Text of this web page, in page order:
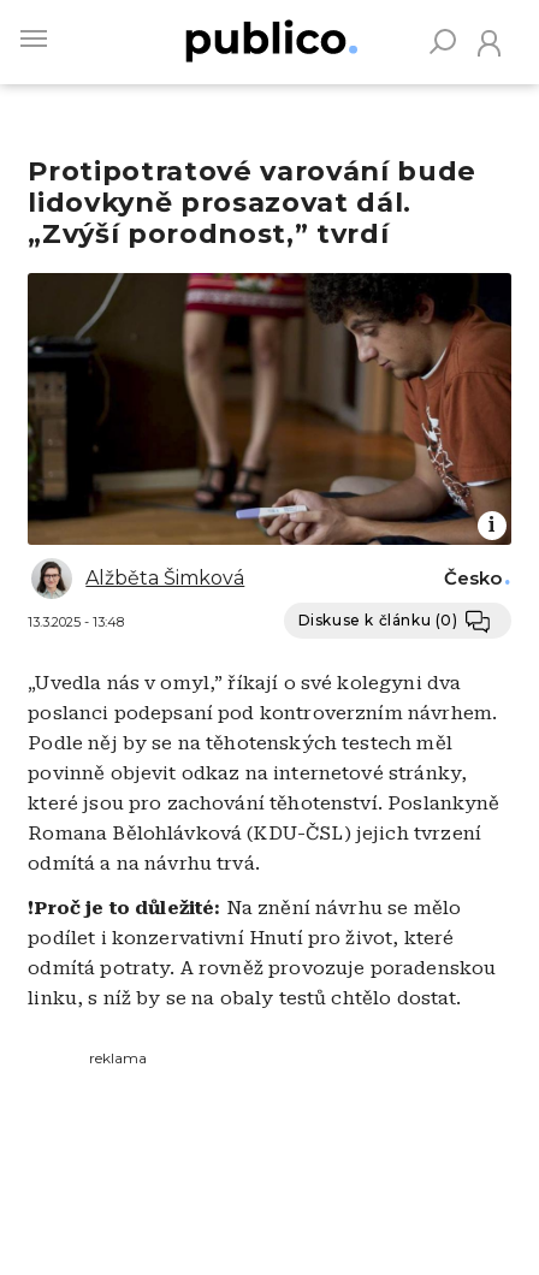
main
Protipotratové varování bude
lidovkyně prosazovat dál.
„Zvýší porodnost,” tvrdí
Obrázek
Alžběta Šimková
13.3.2025 - 13:48
Česko
Diskuse k článku (0)
„Uvedla nás v omyl,” říkají o své kolegyni dva
poslanci podepsaní pod kontroverzním návrhem.
Podle něj by se na těhotenských testech měl
povinně objevit odkaz na internetové stránky,
které jsou pro zachování těhotenství. Poslankyně
Romana Bělohlávková (KDU-ČSL) jejich tvrzení
odmítá a na návrhu trvá.
❗Proč je to důležité: Na znění návrhu se mělo
podílet i konzervativní Hnutí pro život, které
odmítá potraty. A rovněž provozuje poradenskou
linku, s níž by se na obaly testů chtělo dostat.
reklama
Vyhledávejte na Publiku